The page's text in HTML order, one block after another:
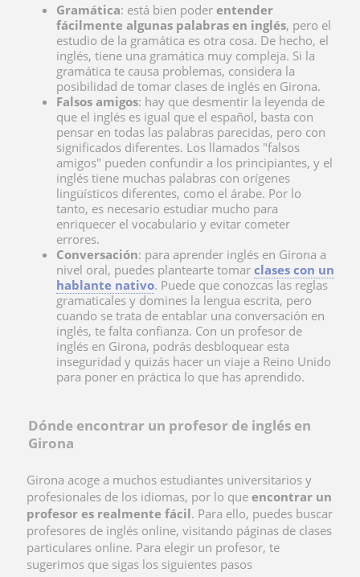
Gramática: está bien poder entender
fácilmente algunas palabras en inglés, pero el
estudio de la gramática es otra cosa. De hecho, el
inglés, tiene una gramática muy compleja. Si la
gramática te causa problemas, considera la
posibilidad de tomar clases de inglés en Girona.
Falsos amigos: hay que desmentir la leyenda de
que el inglés es igual que el español, basta con
pensar en todas las palabras parecidas, pero con
significados diferentes. Los llamados "falsos
amigos" pueden confundir a los principiantes, y el
inglés tiene muchas palabras con orígenes
lingüísticos diferentes, como el árabe. Por lo
tanto, es necesario estudiar mucho para
enriquecer el vocabulario y evitar cometer
errores.
Conversación: para aprender inglés en Girona a
nivel oral, puedes plantearte tomar clases con un
hablante nativo. Puede que conozcas las reglas
gramaticales y domines la lengua escrita, pero
cuando se trata de entablar una conversación en
inglés, te falta confianza. Con un profesor de
inglés en Girona, podrás desbloquear esta
inseguridad y quizás hacer un viaje a Reino Unido
para poner en práctica lo que has aprendido.
Dónde encontrar un profesor de inglés en
Girona
Girona acoge a muchos estudiantes universitarios y
profesionales de los idiomas, por lo que encontrar un
profesor es realmente fácil. Para ello, puedes buscar
profesores de inglés online, visitando páginas de clases
particulares online. Para elegir un profesor, te
sugerimos que sigas los siguientes pasos